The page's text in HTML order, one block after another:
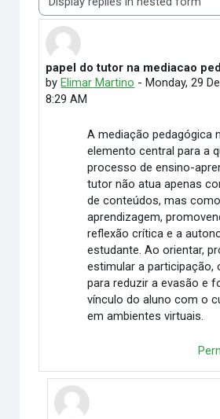
Display mode
papel do tutor na mediacao
by Elimar Martino - Monday, 29
8:29 AM
Number of replies: 23
A mediação pedagógica
elemento central para a
processo de ensino-
tutor não atua apenas
de conteúdos, mas
aprendizagem,
reflexão crítica e a
estudante. Ao orientar,
estimular a participação,
para reduzir a evasão e
vínculo do aluno com o
em ambientes virtuais.